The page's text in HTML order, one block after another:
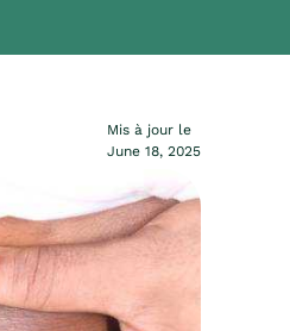
Mis à jour le
June 18, 2025